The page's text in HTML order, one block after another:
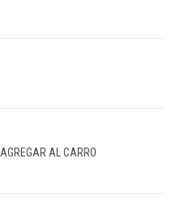
AGREGAR AL CARRO